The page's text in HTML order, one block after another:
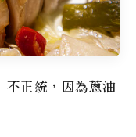
不正統，因為蔥油